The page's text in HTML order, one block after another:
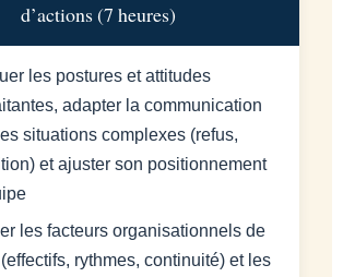
d’actions (7 heures)
les postures et attitudes
adapter la communication
situations complexes (refus,
et ajuster son positionnement
les facteurs organisationnels de
rythmes, continuité) et les